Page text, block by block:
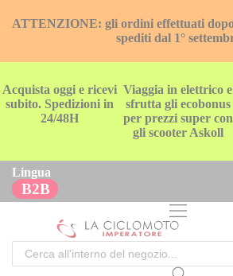
ATTENZIONE: gli ordini effettuati
spediti dal 1°
Acquista oggi e ricevi
subito. Spedizioni in
24/48H
Viaggia in elettrico e
sfrutta gli ecobonus
per prezzi super con
gli scooter Askoll
Lingua
B2B
Cerca